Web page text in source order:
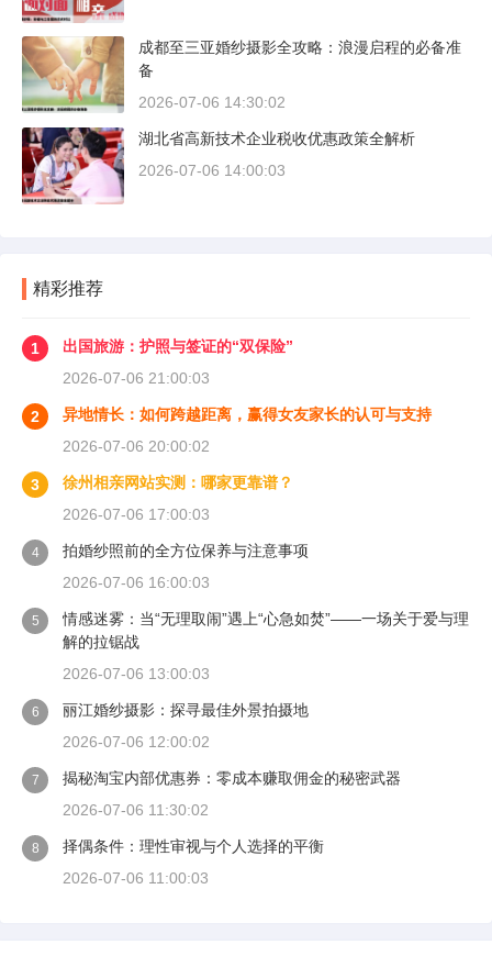
成都至三亚婚纱摄影全攻略：浪漫启程的必备准
备
2026-07-06 14:30:02
湖北省高新技术企业税收优惠政策全解析
2026-07-06 14:00:03
精彩推荐
1
出国旅游：护照与签证的“双保险”
2026-07-06 21:00:03
2
异地情长：如何跨越距离，赢得女友家长的认可与支持
2026-07-06 20:00:02
3
徐州相亲网站实测：哪家更靠谱？
2026-07-06 17:00:03
4
拍婚纱照前的全方位保养与注意事项
2026-07-06 16:00:03
5
情感迷雾：当“无理取闹”遇上“心急如焚”——一场关于爱与理
解的拉锯战
2026-07-06 13:00:03
6
丽江婚纱摄影：探寻最佳外景拍摄地
2026-07-06 12:00:02
7
揭秘淘宝内部优惠券：零成本赚取佣金的秘密武器
2026-07-06 11:30:02
8
择偶条件：理性审视与个人选择的平衡
2026-07-06 11:00:03